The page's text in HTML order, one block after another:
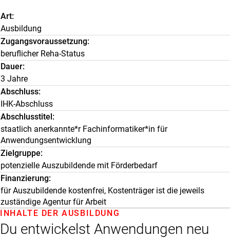
Art
Ausbildung
Zugangsvoraussetzung
beruflicher Reha-Status
Dauer
3 Jahre
Abschluss
IHK-Abschluss
Abschlusstitel
staatlich anerkannte*r Fachinformatiker*in für
Anwendungsentwicklung
Zielgruppe
potenzielle Auszubildende mit Förderbedarf
Finanzierung
für Auszubildende kostenfrei, Kostenträger ist die jeweils
zuständige Agentur für Arbeit
Du entwickelst Anwendungen neu
INHALTE DER AUSBILDUNG